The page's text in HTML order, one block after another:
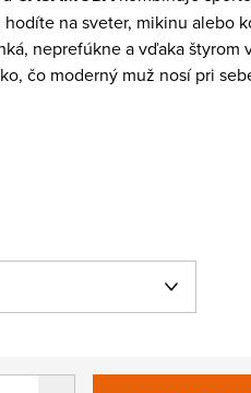
na sveter, mikinu alebo
neprefúkne a vďaka štyrom
čo moderný muž nosí pri